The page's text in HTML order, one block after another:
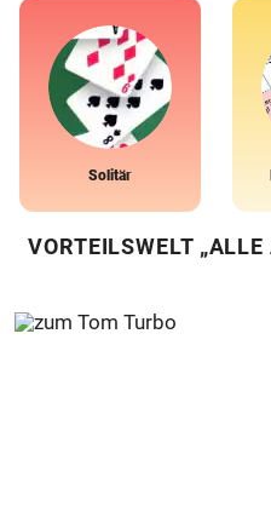
Solitär
VORTEILSWELT „ALLE